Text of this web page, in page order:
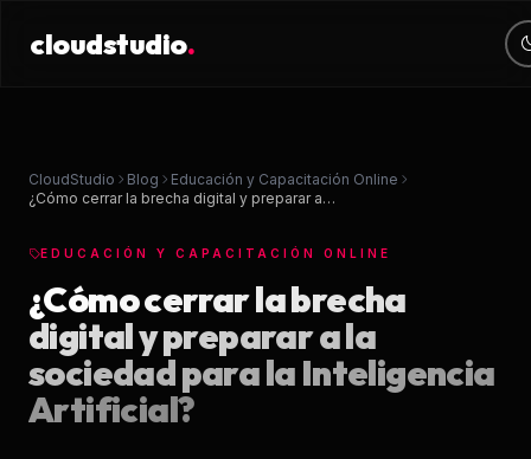
cloudstudio.
Diseño Web
Venta en línea
Software & Apps
Posicionamiento
CloudStudio
Blog
Educación y Capacitación Online
¿Cómo cerrar la brecha digital y preparar a…
EDUCACIÓN Y CAPACITACIÓN ONLINE
¿Cómo cerrar la brecha
digital y preparar a la
sociedad para la Inteligencia
Artificial?